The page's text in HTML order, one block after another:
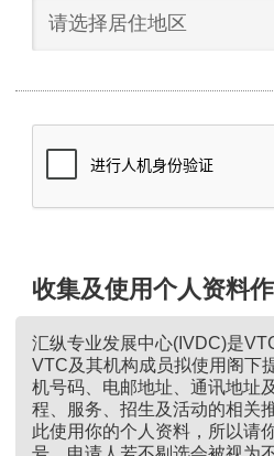
请选择居住地区
收集及使用个人资料
汇纵专业发展中心(IVDC)是
VTC及其机构成员拟使用阁下
机号码、电邮地址、通讯地址
程、服务、招生及活动的相关
此使用你的个人资料，所以请